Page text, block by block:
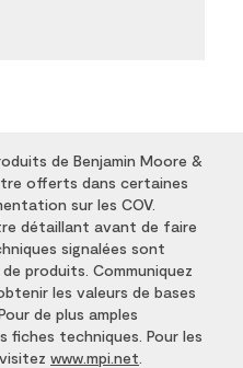
de Benjamin Moore &
offerts dans certaines
sur les COV.
détaillant avant de faire
signalées sont
produits. Communiquez
les valeurs de bases
de plus amples
fiches techniques. Pour les
www.mpi.net